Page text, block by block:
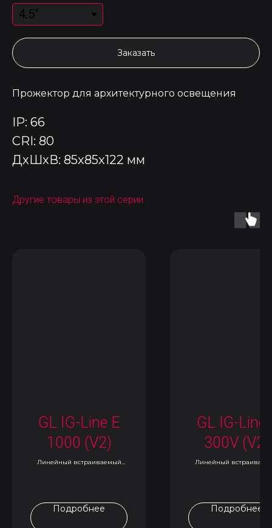
Заказать
Прожектор для архитектурного освещения
IP: 66
CRI: 80
ДxШxВ: 85x85x122 мм
Другие товары из этой серии
GL IG-Line E
1000 (V2)
Линейный встраиваемый
Подробнее
GL IG-Line
300V (V2)
Линейный
Подробнее